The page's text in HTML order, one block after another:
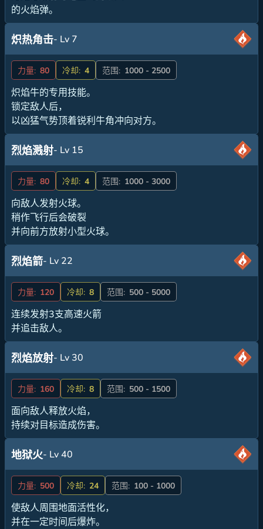
的火焰弹。
炽热角击- Lv 7
力量: 80 冷却: 4 范围: 1000 - 2500
炽焰牛的专用技能。
锁定敌人后，
以凶猛气势顶着锐利牛角冲向对方。
烈焰溅射- Lv 15
力量: 80 冷却: 4 范围: 1000 - 3000
向敌人发射火球。
稍作飞行后会破裂
并向前方放射小型火球。
烈焰箭- Lv 22
力量: 120 冷却: 8 范围: 500 - 5000
连续发射3支高速火箭
并追击敌人。
烈焰放射- Lv 30
力量: 160 冷却: 8 范围: 500 - 1500
面向敌人释放火焰，
持续对目标造成伤害。
地狱火- Lv 40
力量: 500 冷却: 24 范围: 100 - 1000
使敌人周围地面活性化，
并在一定时间后爆炸。